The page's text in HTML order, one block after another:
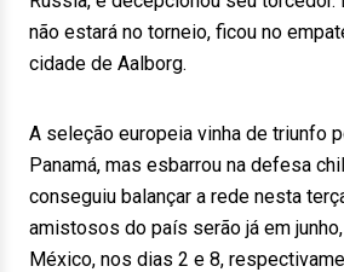
não estará no torneio, ficou no
cidade de Aalborg.
A seleção europeia vinha de triunfo
Panamá, mas esbarrou na defesa
conseguiu balançar a rede nesta
amistosos do país serão já em
México, nos dias 2 e 8,